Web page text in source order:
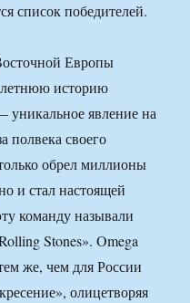
список победителей.
Европы
летнюю историю
уникальное явление на
полвека своего
обрел миллионы
и стал настоящей
команду называли
Stones». Omega
же, чем для России
олицетворяя